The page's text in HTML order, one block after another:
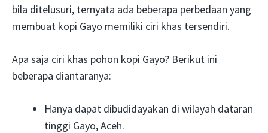
bila ditelusuri, ternyata ada beberapa perbedaan yang
membuat kopi Gayo memiliki ciri khas tersendiri.
Apa saja ciri khas pohon kopi Gayo? Berikut ini
beberapa diantaranya:
Hanya dapat dibudidayakan di wilayah dataran
tinggi Gayo, Aceh.